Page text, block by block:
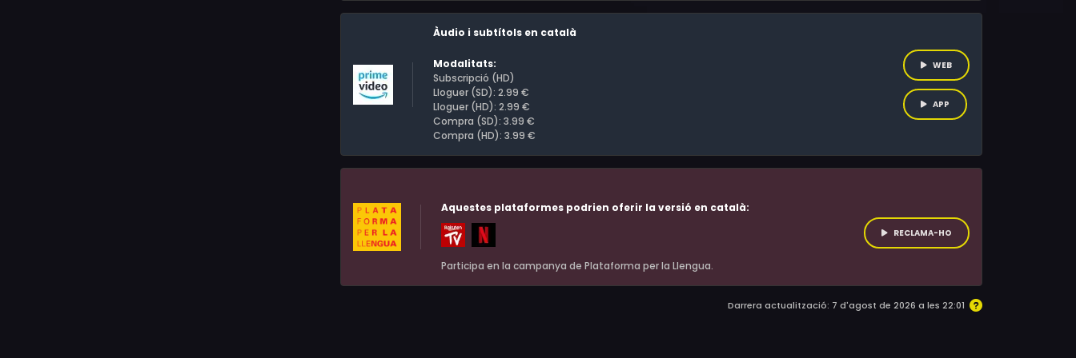
Àudio i subtítols en català
Modalitats:
Subscripció (HD)
Lloguer (SD): 2.99 €
Lloguer (HD): 2.99 €
Compra (SD): 3.99 €
Compra (HD): 3.99 €
WEB
APP
Aquestes plataformes podrien oferir la versió en català:
Participa en la campanya de Plataforma per la Llengua.
RECLAMA-HO
Darrera actualització: 7 d'agost de 2026 a les 22:01